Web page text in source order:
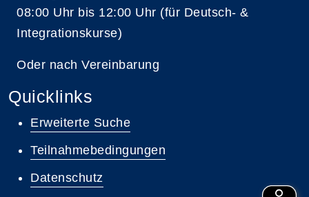
08:00 Uhr bis 12:00 Uhr (für Deutsch- &
Integrationskurse)
Oder nach Vereinbarung
Quicklinks
Erweiterte Suche
Teilnahmebedingungen
Datenschutz